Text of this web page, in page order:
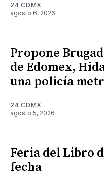
24 CDMX
agosto 6, 2026
Propone
de Edomex,
una policía
24 CDMX
agosto 5, 2026
Feria del Libro
fecha